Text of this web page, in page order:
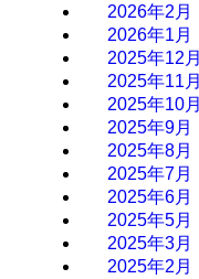
2026年2月
2026年1月
2025年12月
2025年11月
2025年10月
2025年9月
2025年8月
2025年7月
2025年6月
2025年5月
2025年3月
2025年2月